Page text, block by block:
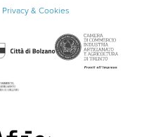
Privacy & Cookies